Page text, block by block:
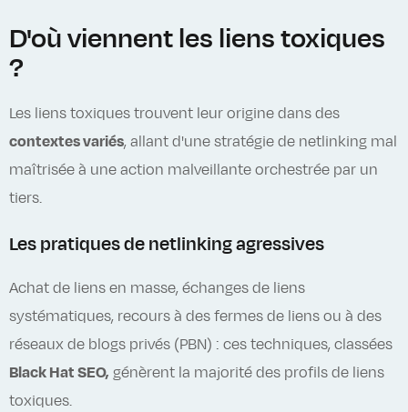
D'où viennent les liens toxiques
?
Les liens toxiques trouvent leur origine dans des
contextes variés, allant d'une stratégie de netlinking mal
maîtrisée à une action malveillante orchestrée par un
tiers.
Les pratiques de netlinking agressives
Achat de liens en masse, échanges de liens
systématiques, recours à des fermes de liens ou à des
réseaux de blogs privés (PBN) : ces techniques, classées
Black Hat SEO, génèrent la majorité des profils de liens
toxiques.